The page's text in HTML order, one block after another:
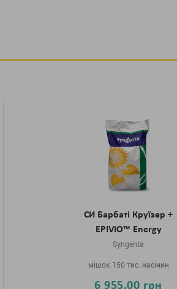
СИ Барбаті Круїзер +
EPIVIO™ Energy
Syngenta
мішок 150 тис. насінин
6 955.00 грн